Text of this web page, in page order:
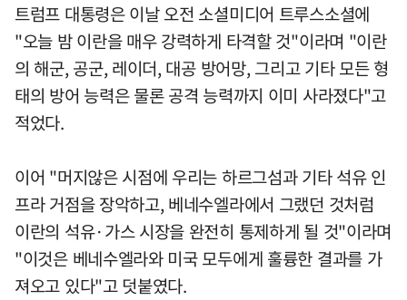
트럼프 대통령은 이날 오전 소셜미디어 트루스소셜에
"오늘 밤 이란을 매우 강력하게 타격할 것"이라며 "이란
의 해군, 공군, 레이더, 대공 방어망, 그리고 기타 모든 형
태의 방어 능력은 물론 공격 능력까지 이미 사라졌다"고
적었다.
이어 "머지않은 시점에 우리는 하르그섬과 기타 석유 인
프라 거점을 장악하고, 베네수엘라에서 그랬던 것처럼
이란의 석유·가스 시장을 완전히 통제하게 될 것"이라며
"이것은 베네수엘라와 미국 모두에게 훌륭한 결과를 가
져오고 있다"고 덧붙였다.